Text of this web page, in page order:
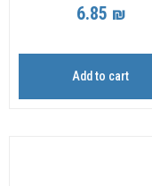
6.85 ₪
Add to cart